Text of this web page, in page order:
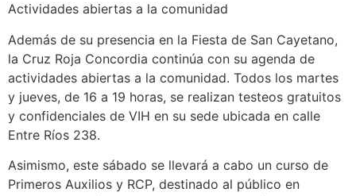
Actividades abiertas a la comunidad
Además de su presencia en la Fiesta de San Cayetano,
la Cruz Roja Concordia continúa con su agenda de
actividades abiertas a la comunidad. Todos los martes
y jueves, de 16 a 19 horas, se realizan testeos gratuitos
y confidenciales de VIH en su sede ubicada en calle
Entre Ríos 238.
Asimismo, este sábado se llevará a cabo un curso de
Primeros Auxilios y RCP, destinado al público en